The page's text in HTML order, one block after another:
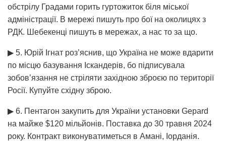
обстрілу Градами горить гуртожиток біля міської
адміністрації. В мережі пишуть про бої на околицях з
РДК. Шебекенці пишуть в мережах, а нас то за що.
▶ 5. Юрій Ігнат роз’яснив, що Україна не може вдарити
по місцю базування Іскандерів, бо підписувала
зобов’язання не стріляти західною зброєю по території
Росії. Купуйте східну зброю.
▶ 6. Пентагон закупить для України установки Gepard
на майже $120 мільйонів. Поставка до 30 травня 2024
року. Контракт виконуватиметься в Амані, Іорданія.